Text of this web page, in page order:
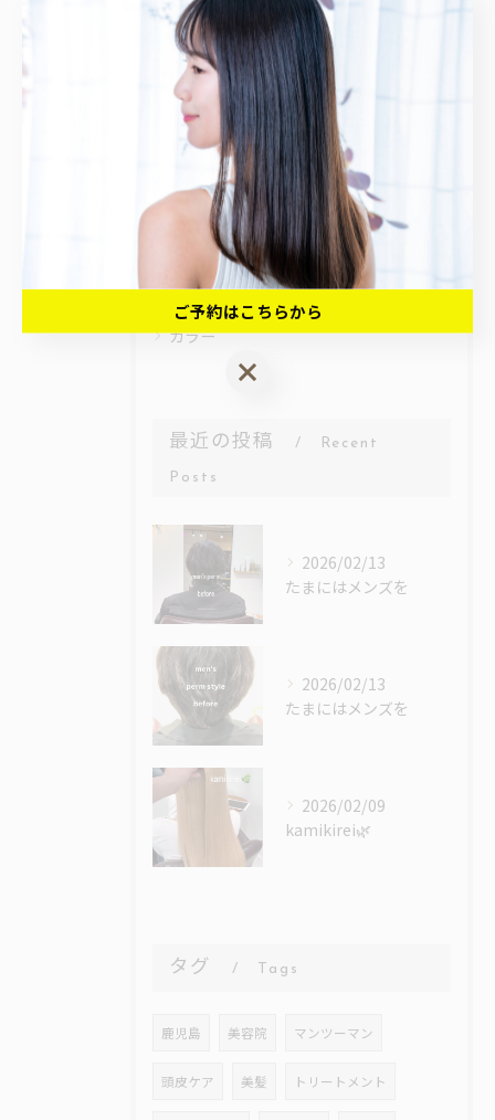
カテゴリー Categories
全てのカテゴリー
髪質改善
縮毛矯正
ヘッドスパ
カラー
最近の投稿 Recent
Posts
2026/02/13
たまにはメンズを
2026/02/13
たまにはメンズを
2026/02/09
kamikirei🌿
タグ Tags
鹿児島 美容院 マンツーマン
頭皮ケア 美髪 トリートメント
ご予約はこちらから
ご予約はこちらから